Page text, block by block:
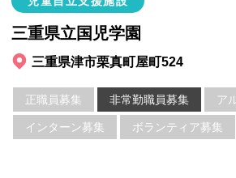
三重県立国児学園
三重県津市栗真町屋町524
正職員募集 非常勤職員募集 ア
インターン募集 ボランティア募集